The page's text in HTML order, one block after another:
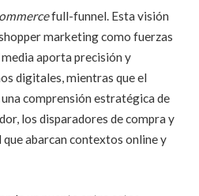
full-funnel. Esta visión
marketing como fuerzas
aporta precisión y
digitales, mientras que el
comprensión estratégica de
los disparadores de compra y
abarcan contextos online y